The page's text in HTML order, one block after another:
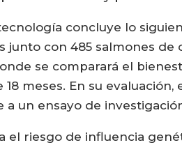
concluye lo
junto con 485 salmones
se comparará el
meses. En su
a un ensayo de
el riesgo de influencia